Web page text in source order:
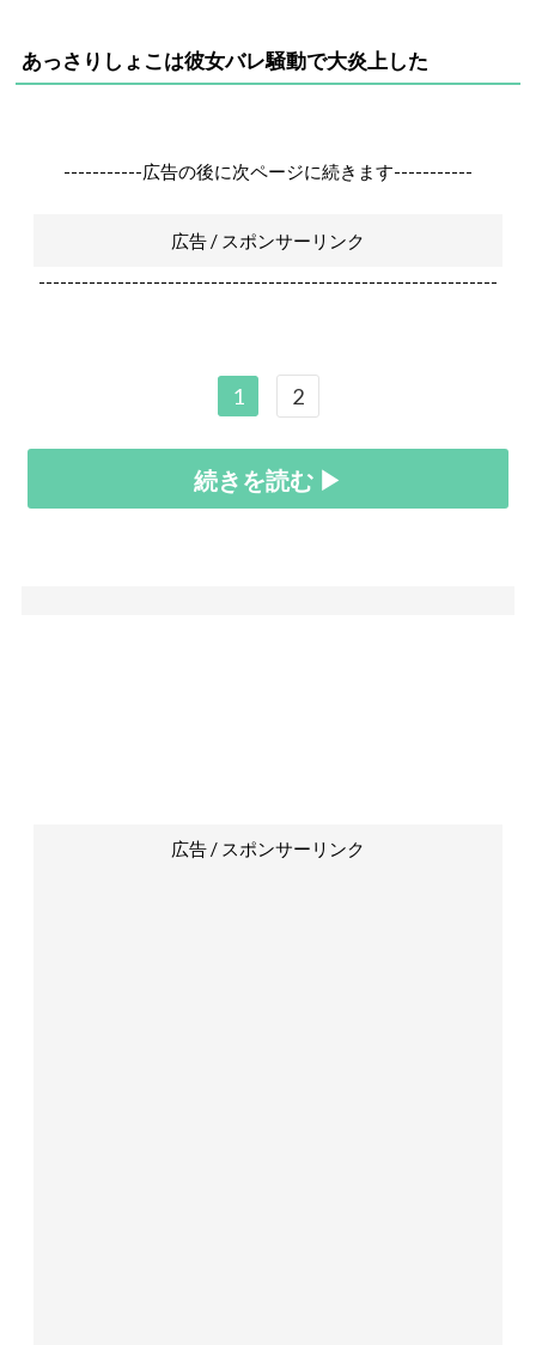
あっさりしょこは彼女バレ騒動で大炎上した
-----------広告の後に次ページに続きます-----------
広告 / スポンサーリンク
----------------------------------------------------------------
1 2
続きを読む ▶
広告 / スポンサーリンク